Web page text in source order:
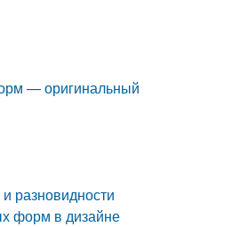
— оригинальный
разновидности
форм в дизайне